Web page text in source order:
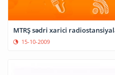
MTRŞ sədri xarici
15-10-2009